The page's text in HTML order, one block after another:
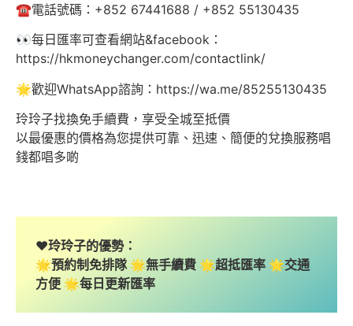
☎️電話號碼：+852 67441688 / +852 55130435
👀每日匯率可查看網站&facebook：
https://hkmoneychanger.com/contactlink/
🌟歡迎WhatsApp諮詢：https://wa.me/85255130435
玲玲子找換免手續費，享受全城至抵價
以最優惠的價格為您提供可靠、迅速、簡便的兌換服務唱
錢都唱多啲
❤️玲玲子的優勢：
🌟預約制免排隊 🌟無手續費 🌟超抵匯率 🌟交通
方便 🌟每日更新匯率